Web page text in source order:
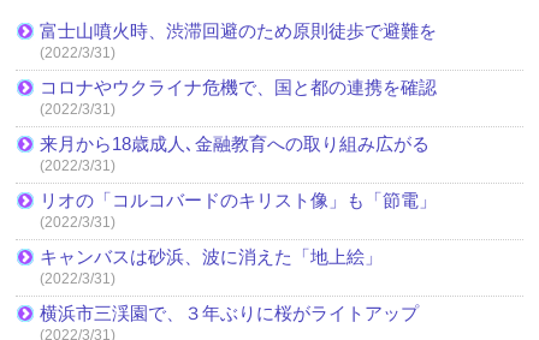
富士山噴火時、渋滞回避のため原則徒歩で避難を
(2022/3/31)
コロナやウクライナ危機で、国と都の連携を確認
(2022/3/31)
来月から18歳成人､金融教育への取り組み広がる
(2022/3/31)
リオの「コルコバードのキリスト像」も「節電」
(2022/3/31)
キャンバスは砂浜、波に消えた「地上絵」
(2022/3/31)
横浜市三渓園で、３年ぶりに桜がライトアップ
(2022/3/31)